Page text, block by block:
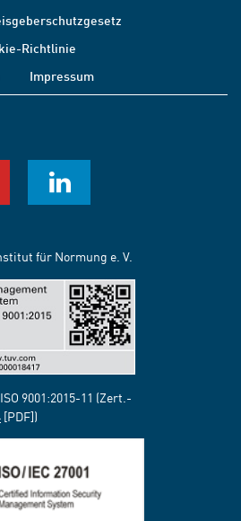
Richtlinie
Impressum
für Normung e. V.
9001:2015-11 (Zert.-
[PDF])